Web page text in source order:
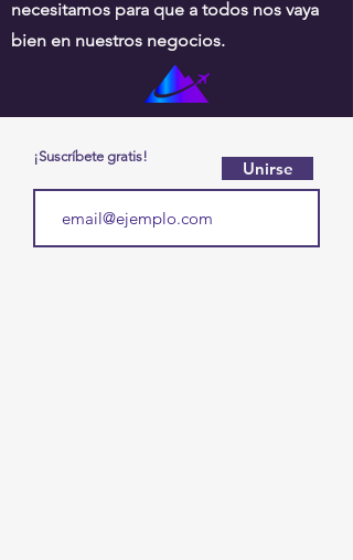
necesitamos para que a todos nos vaya
bien en nuestros negocios.
¡Suscríbete gratis!
Unirse